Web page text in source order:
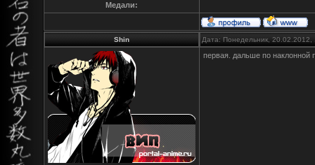
Медали:
Shin Дата: Понедельник,
первая. дальше по наклонной